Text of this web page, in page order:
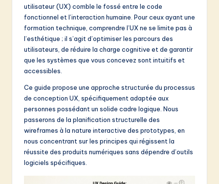
in
A
&
S
o
w
utilisateur (UX) comble le fossé entre le code
fonctionnel et l’interaction humaine. Pour ceux ayant une
formation technique, comprendre l’UX ne se limite pas à
l’esthétique ; il s’agit d’optimiser les parcours des
utilisateurs, de réduire la charge cognitive et de garantir
que les systèmes que vous concevez sont intuitifs et
accessibles.
Ce guide propose une approche structurée du processus
de conception UX, spécifiquement adaptée aux
personnes possédant un solide cadre logique. Nous
passerons de la planification structurelle des
wireframes à la nature interactive des prototypes, en
nous concentrant sur les principes qui régissent la
réussite des produits numériques sans dépendre d’outils
logiciels spécifiques.